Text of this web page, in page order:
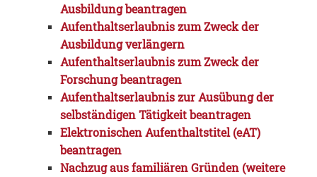
Ausbildung beantragen
Aufenthaltserlaubnis zum Zweck der
Ausbildung verlängern
Aufenthaltserlaubnis zum Zweck der
Forschung beantragen
Aufenthaltserlaubnis zur Ausübung der
selbständigen Tätigkeit beantragen
Elektronischen Aufenthaltstitel (eAT)
beantragen
Nachzug aus familiären Gründen (weitere